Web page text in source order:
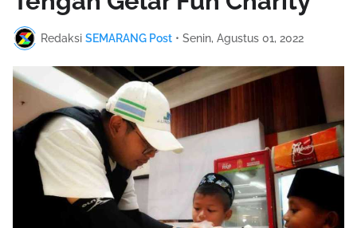
Redaksi SEMARANG Post • Senin, Agustus 01, 2022